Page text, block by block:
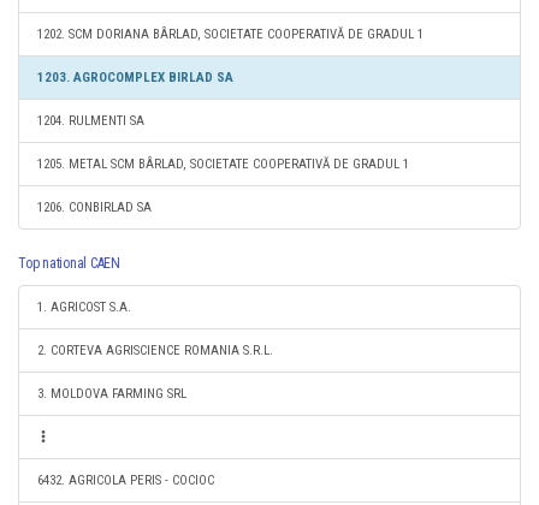
1202. SCM DORIANA BÂRLAD, SOCIETATE COOPERATIVĂ DE GRADUL 1
1203. AGROCOMPLEX BIRLAD SA
1204. RULMENTI SA
1205. METAL SCM BÂRLAD, SOCIETATE COOPERATIVĂ DE GRADUL 1
1206. CONBIRLAD SA
Top national CAEN
1. AGRICOST S.A.
2. CORTEVA AGRISCIENCE ROMANIA S.R.L.
3. MOLDOVA FARMING SRL
6432. AGRICOLA PERIS - COCIOC